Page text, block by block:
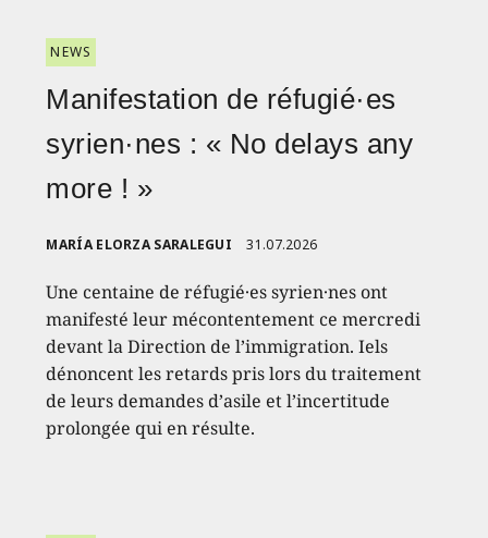
NEWS
Manifestation de réfugié·es
syrien·nes : « No delays any
more ! »
MARÍA ELORZA SARALEGUI 31.07.2026
Une centaine de réfugié·es syrien·nes ont
manifesté leur mécontentement ce mercredi
devant la Direction de l’immigration. Iels
dénoncent les retards pris lors du traitement
de leurs demandes d’asile et l’incertitude
prolongée qui en résulte.